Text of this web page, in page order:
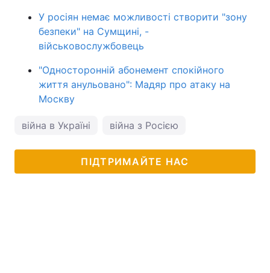
У росіян немає можливості створити "зону
безпеки" на Сумщині, -
військовослужбовець
"Односторонній абонемент спокійного
життя анульовано": Мадяр про атаку на
Москву
війна в Україні війна з Росією
ПІДТРИМАЙТЕ НАС